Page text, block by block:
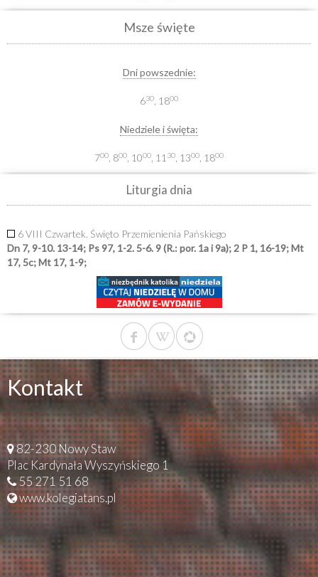
Msze święte
Dni powszednie:
630 , 1800
Niedziele i święta:
700 , 800 , 1000 , 11 30 , 1300 , 1800
Liturgia dnia
6 VIII Czwartek. Święto Przemienienia Pańskiego
Dn 7, 9-10. 13-14; Ps 97, 1-2. 5-6. 9 (R.: por. 1a i 9a); 2 P 1, 16-19; Mt
17, 5c; Mt 17, 1-9;
Kontakt
82-230 Nowy Staw
Plac Kardynała Wyszyńskiego 1
55 271 51 68
www.kolegiatans.pl